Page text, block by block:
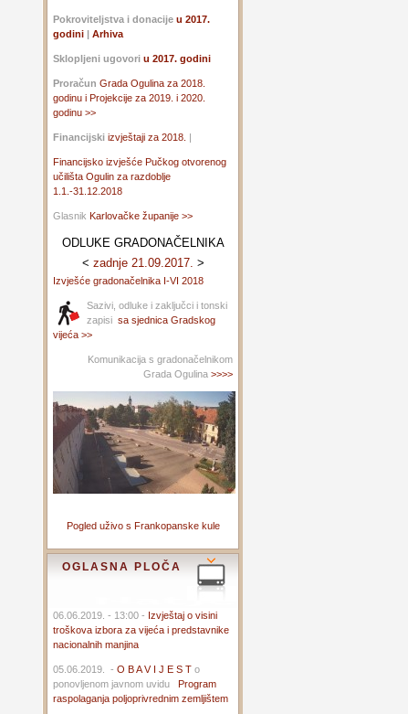
Pokroviteljstva i donacije u 2017.
godini | Arhiva
Sklopljeni ugovori u 2017. godini
Proračun Grada Ogulina za 2018.
godinu i Projekcije za 2019. i 2020.
godinu >>
Financijski izvještaji za 2018. |
Financijsko izvješće Pučkog otvorenog
učilišta Ogulin za razdoblje
1.1.-31.12.2018
Glasnik Karlovačke županije >>
ODLUKE GRADONAČELNIKA
< zadnje 21.09.2017. >
Izvješće gradonačelnika I-VI 2018
Sazivi, odluke i zaključci i tonski
zapisi sa sjednica Gradskog
vijeća >>
Komunikacija s gradonačelnikom
Grada Ogulina >>>>
Pogled uživo s Frankopanske kule
OGLASNA PLOČA
06.06.2019. - 13:00 - Izvještaj o visini
troškova izbora za vijeća i predstavnike
nacionalnih manjina
05.06.2019. - O B A V I J E S T o
ponovljenom javnom uvidu Program
raspolaganja poljoprivrednim zemljištem